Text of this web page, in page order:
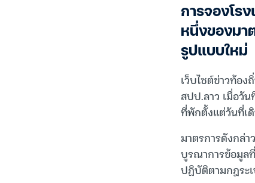
การจองโร
หนึ่งของมา
รูปแบบใหม่
เว็บไซต์ข่าวท้อ
สปป.ลาว เมื่อวัน
ที่พักตั้งแต่วันที่เ
มาตรการดังกล่
บูรณาการข้อมูล
ปฏิบัติตามกฎระ